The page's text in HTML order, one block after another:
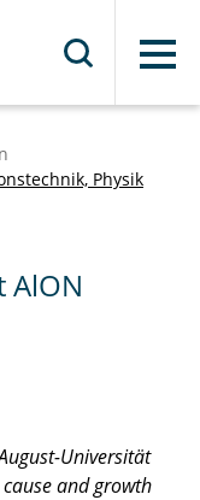
Menü
Physik
AlON
Universität
and growth